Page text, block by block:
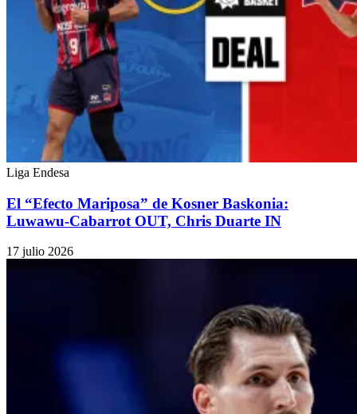
Liga Endesa
El “Efecto Mariposa” de Kosner Baskonia:
Luwawu-Cabarrot OUT, Chris Duarte IN
17 julio 2026